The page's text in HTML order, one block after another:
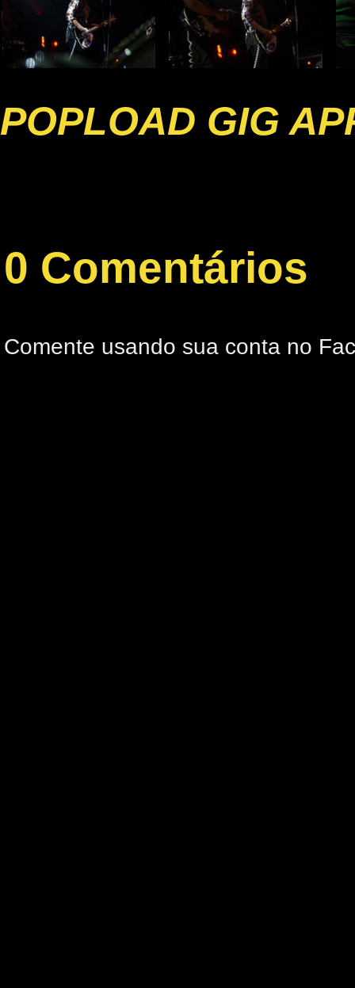
POPLOAD GIG
0 Comentários
Comente usando sua conta no